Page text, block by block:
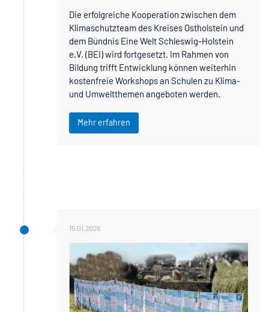
Die erfolgreiche Kooperation zwischen dem
Klimaschutzteam des Kreises Ostholstein und
dem Bündnis Eine Welt Schleswig-Holstein
e.V. (BEI) wird fortgesetzt. Im Rahmen von
Bildung trifft Entwicklung können weiterhin
kostenfreie Workshops an Schulen zu Klima-
und Umweltthemen angeboten werden.
Mehr erfahren
15.01.2026